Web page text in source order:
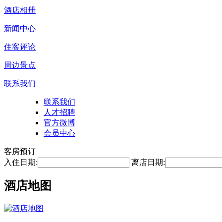
酒店相册
新闻中心
住客评论
周边景点
联系我们
联系我们
人才招聘
官方微博
会员中心
客房预订
入住日期:
离店日期:
酒店地图